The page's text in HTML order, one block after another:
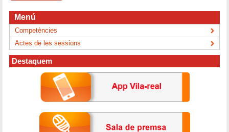
Menú
Competències
Actes de les sessions
Destaquem